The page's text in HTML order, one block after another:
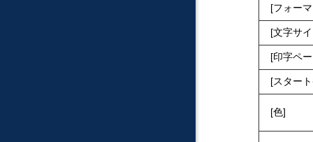
フォー
文字サ
印字ペ
スター
色